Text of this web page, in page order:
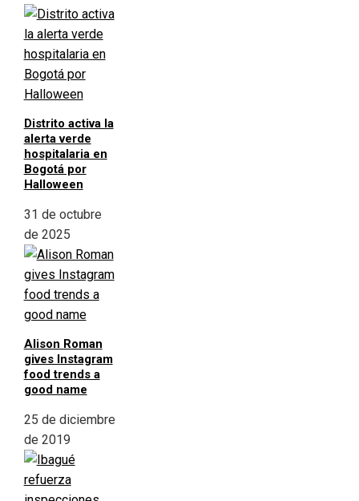
Distrito activa la
alerta verde
hospitalaria en
Bogotá por
Halloween
31 de octubre
de 2025
Alison Roman
gives Instagram
food trends a
good name
25 de diciembre
de 2019